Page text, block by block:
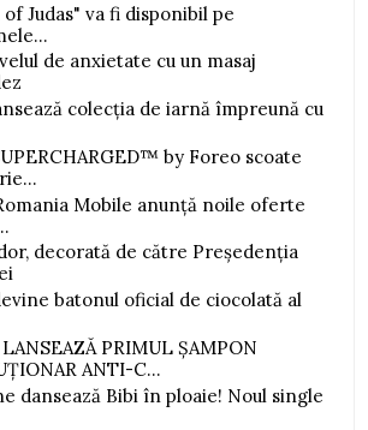
Judas" va fi disponibil pe
de anxietate cu un masaj
colecția de iarnă împreună cu
by Foreo scoate
Mobile anunță noile oferte
decorată de către Președenția
batonul oficial de ciocolată al
PRIMUL ȘAMPON
ANTI-C...
dansează Bibi în ploaie! Noul single